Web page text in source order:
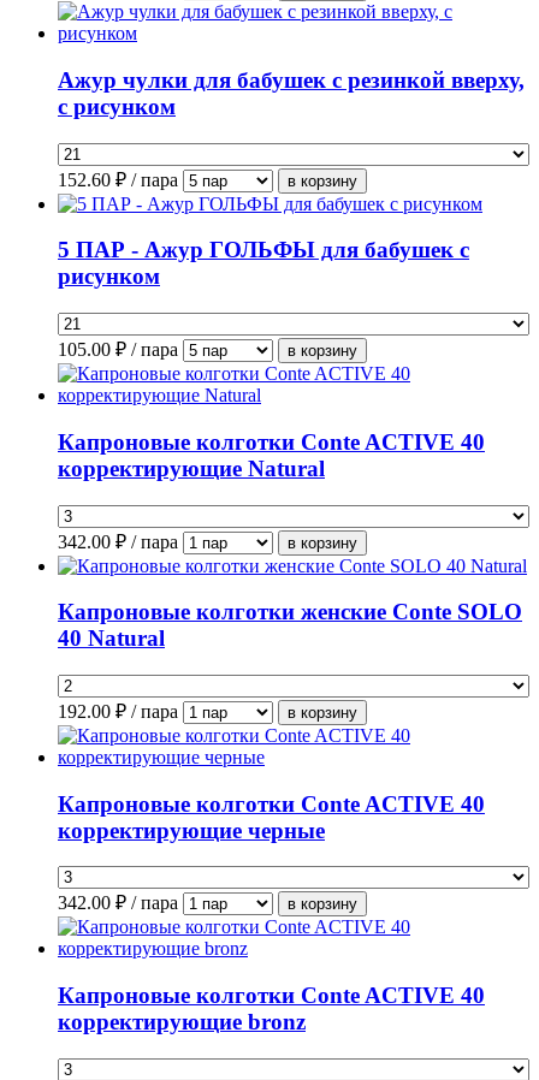
Ажур чулки для бабушек с резинкой вверху,
с рисунком
152.60 ₽ / пара
5 ПАР - Ажур ГОЛЬФЫ для бабушек с
рисунком
105.00 ₽ / пара
Капроновые колготки Conte ACTIVE 40
корректирующие Natural
342.00 ₽ / пара
Капроновые колготки женские Conte SOLO
40 Natural
192.00 ₽ / пара
Капроновые колготки Conte ACTIVE 40
корректирующие черные
342.00 ₽ / пара
Капроновые колготки Conte ACTIVE 40
корректирующие bronz